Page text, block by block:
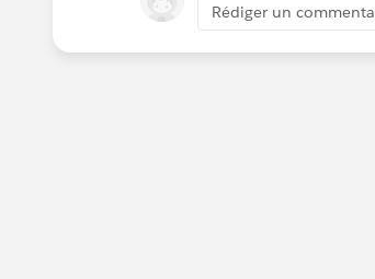
Rédiger un